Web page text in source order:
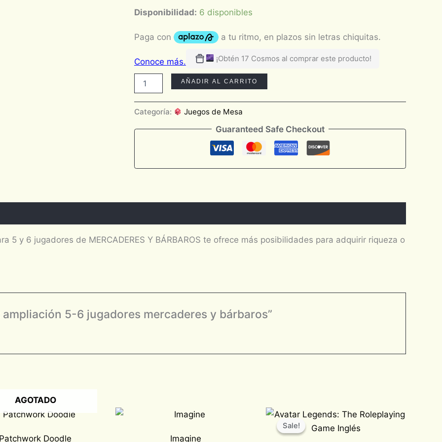
Disponibilidad: 6 disponibles
¡Obtén 17 Cosmos al comprar este producto!
AÑADIR AL CARRITO
Categoría: Juegos de Mesa
Guaranteed Safe Checkout
5 y 6 jugadores de MERCADERES Y BÁRBAROS te ofrece más posibilidades para adquirir riqueza o
5-6 jugadores mercaderes y bárbaros”
AGOTADO
Patchwork Doodle Imagine
Sale!
Sale!
Original
price
was:
Current
price